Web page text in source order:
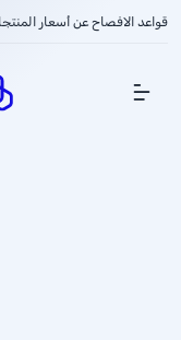
قواعد الافصاح عن أسعار
Show Menu